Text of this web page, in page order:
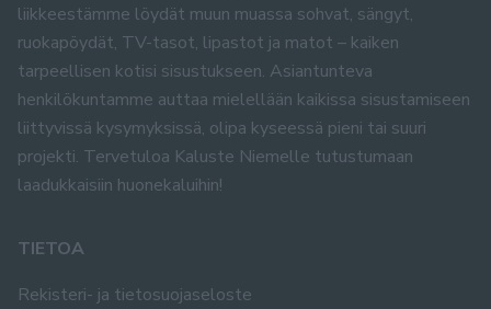
liikkeestämme löydät muun muassa sohvat, sängyt,
ruokapöydät, TV-tasot, lipastot ja matot – kaiken
tarpeellisen kotisi sisustukseen. Asiantunteva
henkilökuntamme auttaa mielellään kaikissa sisustamiseen
liittyvissä kysymyksissä, olipa kyseessä pieni tai suuri
projekti. Tervetuloa Kaluste Niemelle tutustumaan
laadukkaisiin huonekaluihin!
TIETOA
Rekisteri- ja tietosuojaseloste